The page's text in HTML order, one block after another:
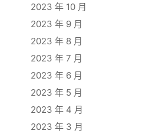
2023 年 10 月
2023 年 9 月
2023 年 8 月
2023 年 7 月
2023 年 6 月
2023 年 5 月
2023 年 4 月
2023 年 3 月